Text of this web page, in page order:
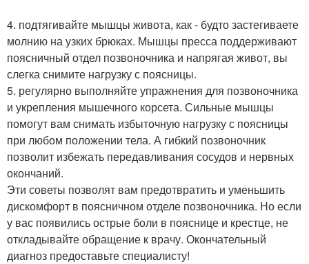
4. подтягивайте мышцы живота, как - будто застегиваете
молнию на узких брюках. Мышцы пресса поддерживают
поясничный отдел позвоночника и напрягая живот, вы
слегка снимите нагрузку с поясницы.
5. регулярно выполняйте упражнения для позвоночника
и укрепления мышечного корсета. Сильные мышцы
помогут вам снимать избыточную нагрузку с поясницы
при любом положении тела. А гибкий позвоночник
позволит избежать передавливания сосудов и нервных
окончаний.
Эти советы позволят вам предотвратить и уменьшить
дискомфорт в поясничном отделе позвоночника. Но если
у вас появились острые боли в пояснице и крестце, не
откладывайте обращение к врачу. Окончательный
диагноз предоставьте специалисту!